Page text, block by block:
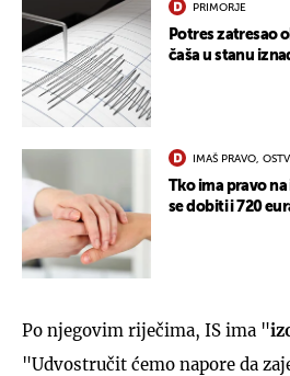
PRIMORJE
Potres zatresao
čaša u stanu
IMAŠ PRAVO,
Tko ima pravo
se dobiti i 720
Po njegovim riječima, IS ima "
"Udvostručit ćemo napore da